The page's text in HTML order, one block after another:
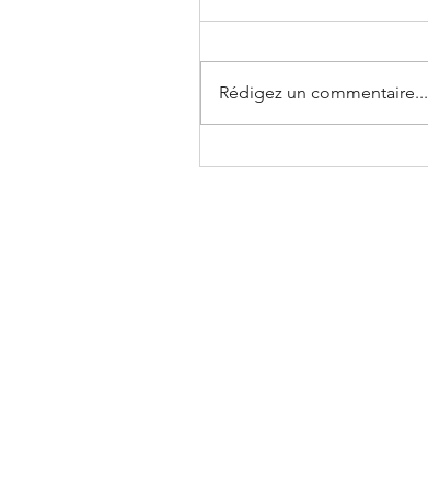
Rapport annuel 2024
Rédigez un commentaire...